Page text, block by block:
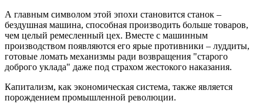
А главным символом этой эпохи становится станок –
бездушная машина, способная производить больше товаров,
чем целый ремесленный цех. Вместе с машинным
производством появляются его ярые противники – луддиты,
готовые ломать механизмы ради возвращения "старого
доброго уклада" даже под страхом жестокого наказания.
Капитализм, как экономическая система, также является
порождением промышленной революции.